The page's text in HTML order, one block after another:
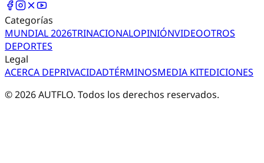
Categorías
MUNDIAL 2026TRINACIONALOPINIÓNVIDEOOTROS
DEPORTES
Legal
ACERCA DEPRIVACIDADTÉRMINOSMEDIA KITEDICIONES
©2026AUTFLO. Todos los derechos reservados.